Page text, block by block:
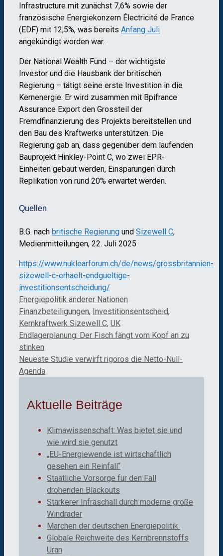
Infrastructure mit zunächst 7,6% sowie der
französische Energiekonzern Électricité de France
(EDF) mit 12,5%, was bereits Anfang Juli
angekündigt worden war.
Der National Wealth Fund – der wichtigste
Investor und die Hausbank der britischen
Regierung – tätigt seine erste Investition in die
Kernenergie. Er wird zusammen mit Bpifrance
Assurance Export den Grossteil der
Fremdfinanzierung des Projekts bereitstellen und
den Bau des Kraftwerks unterstützen. Die
Regierung gab an, dass gegenüber dem laufenden
Bauprojekt Hinkley-Point C, wo zwei EPR-
Einheiten gebaut werden, Einsparungen durch
Replikation von rund 20% erwartet werden.
Quellen
B.G. nach britische Regierung und Sizewell C,
Medienmitteilungen, 22. Juli 2025
https://www.nuklearforum.ch/de/news/grossbritannien-
sizewell-c-erhaelt-endgueltige-
investitionsentscheidung/
Kategorien
Energiepolitik anderer Nationen
Finanzbeteiligungen, Investitionsentscheid,
Kernkraftwerk Sizewell C, UK
Endlagerplanung: Der Fisch fängt vom Kopf an zu
stinken
Neueste Studie verwirft rigoros die Netto-Null-
Agenda
Aktuelle Beiträge
Klimawissenschaft: Was bietet sie und
wie wird sie genutzt
„EU-Energiewende ist wirtschaftlich
gesehen ein Reinfall“
Staatliche Vorsorge für den Fall
drohenden Blackouts
Stärkerer Infraschall durch moderne große
Windräder
Märchen der deutschen Energiepolitik
Globale Reichweite des Kernbrennstoffs
Uran